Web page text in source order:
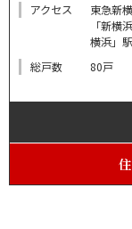
アクセス
東急新
「新横
横浜」
総戸数
80戸